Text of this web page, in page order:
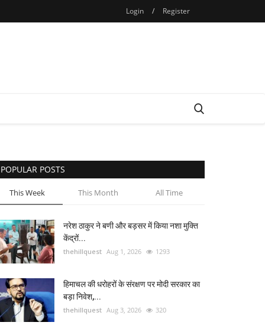
Login / Register
POPULAR POSTS
This Week This Month All Time
नरेश ठाकुर ने बणी और बड़सर में किया नशा मुक्ति
केंद्रों...
thehillquest Aug 1, 2026 1293
हिमाचल की धरोहरों के संरक्षण पर मोदी सरकार का
बड़ा निवेश,...
thehillquest Aug 3, 2026 320